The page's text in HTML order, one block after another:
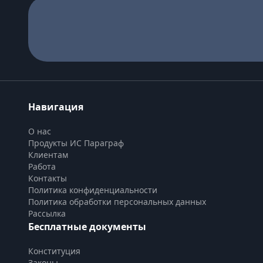
Навигация
О нас
Продукты ИС Параграф
Клиентам
Работа
Контакты
Политика конфиденциальности
Политика обработки персональных данных
Рассылка
Бесплатные документы
Конституция